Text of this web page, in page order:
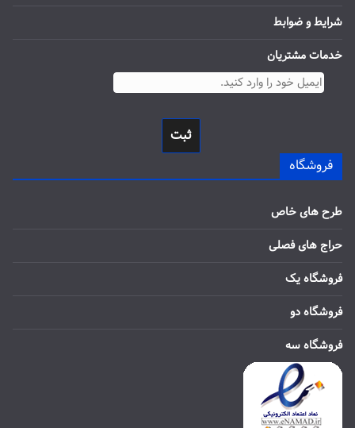
شرایط و ضوابط
خدمات مشتریان
ثبت
فروشگاه
طرح های خاص
حراج های فصلی
فروشگاه یک
فروشگاه دو
فروشگاه سه